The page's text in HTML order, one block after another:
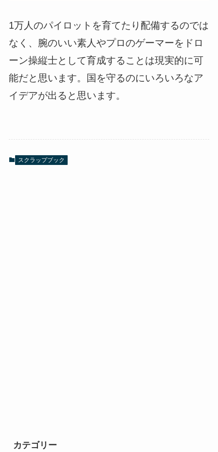
1万人のパイロットを育てたり配備するのでは
なく、腕のいい素人やプロのゲーマーをドロ
ーン操縦士として育成することは現実的に可
能だと思います。国を守るのにいろいろなア
イデアが出ると思います。
スクラップブック
カテゴリー